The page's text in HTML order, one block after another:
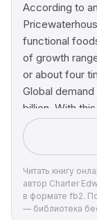
According to
functional
of growth
or about four
Global
billion. With
demand for
literature for
research and
for
needed
products,
Читать книгу
автор Charter
в формате fb2.
— библиотека